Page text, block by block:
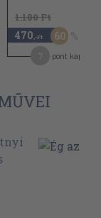
1.180 Ft
470 ,-Ft 60
pont kapható